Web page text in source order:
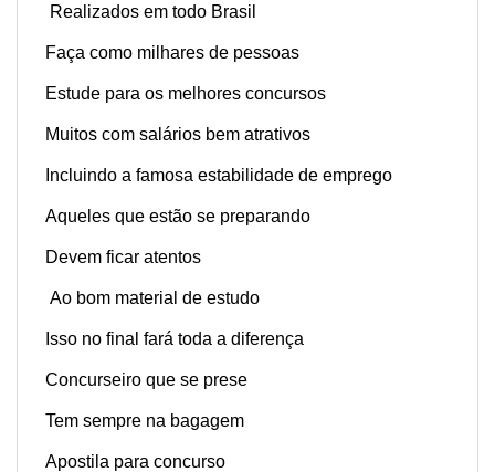
Realizados em todo Brasil
Faça como milhares de pessoas
Estude para os melhores concursos
Muitos com salários bem atrativos
Incluindo a famosa estabilidade de emprego
Aqueles que estão se preparando
Devem ficar atentos
Ao bom material de estudo
Isso no final fará toda a diferença
Concurseiro que se prese
Tem sempre na bagagem
Apostila para concurso